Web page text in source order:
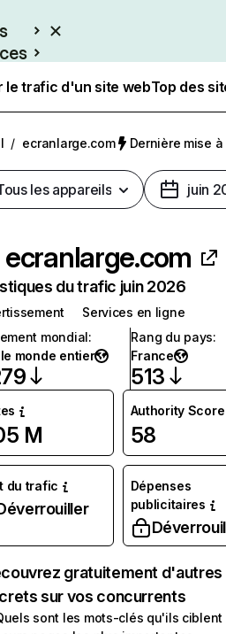
le trafic d'un site webTop des
/ ecranlarge.com Dernière mise
les appareils juin
ecranlarge.com
du trafic juin 2026
Services en ligne
mondial:
monde entier
Rang du pays:
France
513
M
Authority Score
58
du trafic
Dépenses
publicitaires
gratuitement d'autres
sur vos concurrents
sont les mots-clés qu'ils ciblent